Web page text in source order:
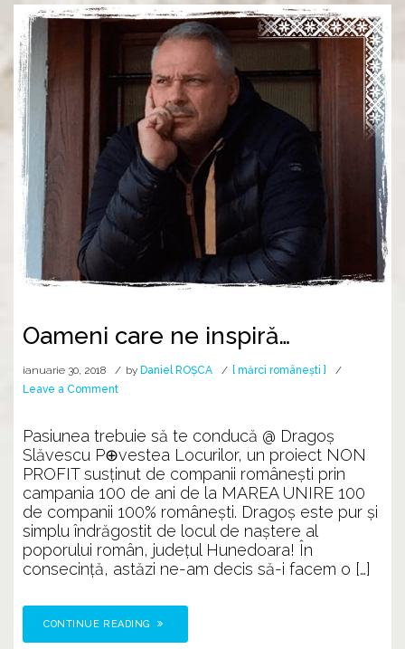
Oameni care ne inspiră…
ianuarie 30, 2018 by Daniel ROȘCA
[ mărci românești ]
Leave a Commenton
care
ne
inspiră…
Pasiunea trebuie să te conducă @ Dragoș
Slăvescu P⊕vestea Locurilor, un proiect NON
PROFIT susținut de companii românești prin
campania 100 de ani de la MAREA UNIRE 100
de companii 100% româneşti. Dragoș este pur și
simplu îndrăgostit de locul de naştere al
poporului român, județul Hunedoara! În
consecință, astăzi ne-am decis să-i facem o […]
CONTINUE READING